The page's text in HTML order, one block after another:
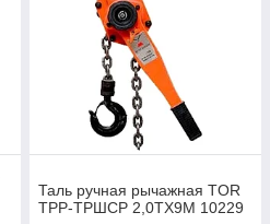
Таль ручная рычажная TOR
ТРР-ТРШСР 2,0ТХ9М 10229